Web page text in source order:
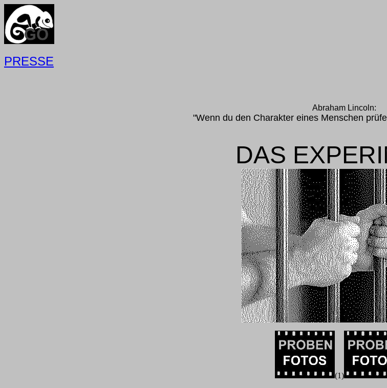
PRESSE
Abraham Lincoln:
"Wenn du den Charakter eines Menschen
DAS
(1)